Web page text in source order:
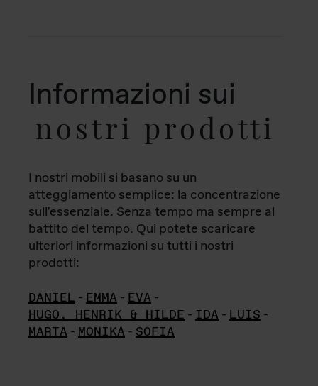
Informazioni sui
nostri prodotti
I nostri mobili si basano su un
atteggiamento semplice: la concentrazione
sull'essenziale. Senza tempo ma sempre al
battito del tempo. Qui potete scaricare
ulteriori informazioni su tutti i nostri
prodotti:
DANIEL - EMMA - EVA -
HUGO, HENRIK & HILDE - IDA - LUIS -
MARTA - MONIKA - SOFIA